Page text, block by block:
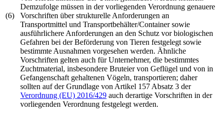
(6)
Demzufolge müssen in der vorliegenden Verordnung genauere
Vorschriften über strukturelle Anforderungen an
Transportmittel und Transportbehälter/Container sowie
ausführlichere Anforderungen an den Schutz vor biologischen
Gefahren bei der Beförderung von Tieren festgelegt sowie
bestimmte Ausnahmen vorgesehen werden. Ähnliche
Vorschriften gelten auch für Unternehmer, die bestimmtes
Zuchtmaterial, insbesondere Bruteier von Geflügel und von in
Gefangenschaft gehaltenen Vögeln, transportieren; daher
sollten auf der Grundlage von Artikel 157 Absatz 3 der
Verordnung (EU) 2016/429 auch derartige Vorschriften in der
vorliegenden Verordnung festgelegt werden.